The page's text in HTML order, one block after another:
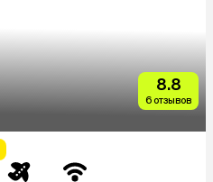
8.8
6 отзывов